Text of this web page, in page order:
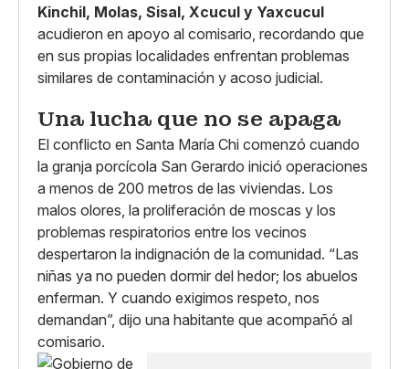
Kinchil, Molas, Sisal, Xcucul y Yaxcucul
acudieron en apoyo al comisario, recordando que
en sus propias localidades enfrentan problemas
similares de contaminación y acoso judicial.
Una lucha que no se apaga
El conflicto en Santa María Chi comenzó cuando
la granja porcícola San Gerardo inició operaciones
a menos de 200 metros de las viviendas. Los
malos olores, la proliferación de moscas y los
problemas respiratorios entre los vecinos
despertaron la indignación de la comunidad. “Las
niñas ya no pueden dormir del hedor; los abuelos
enferman. Y cuando exigimos respeto, nos
demandan”, dijo una habitante que acompañó al
comisario.